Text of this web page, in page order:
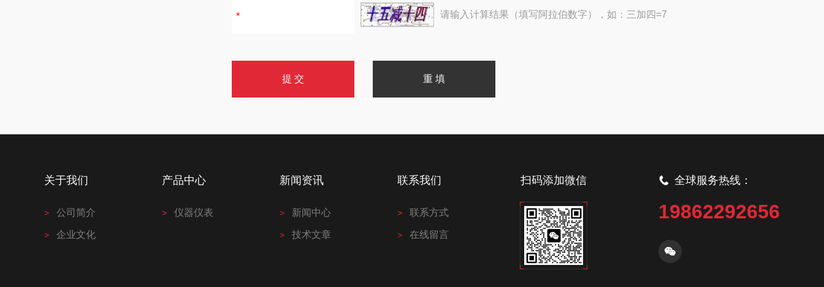
请输入计算结果（填写阿拉伯数字），如：三加四=7
关于我们
公司简介
企业文化
产品中心
仪器仪表
新闻资讯
新闻中心
技术文章
联系我们
联系方式
在线留言
扫码添加微信 全球服务热线：
19862292656